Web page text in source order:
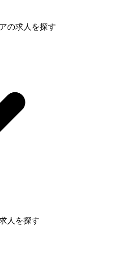
の求人を探す
人を探す